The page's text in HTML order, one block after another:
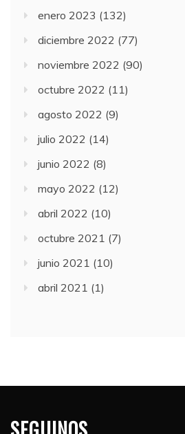
enero 2023 (132)
diciembre 2022 (77)
noviembre 2022 (90)
octubre 2022 (11)
agosto 2022 (9)
julio 2022 (14)
junio 2022 (8)
mayo 2022 (12)
abril 2022 (10)
octubre 2021 (7)
junio 2021 (10)
abril 2021 (1)